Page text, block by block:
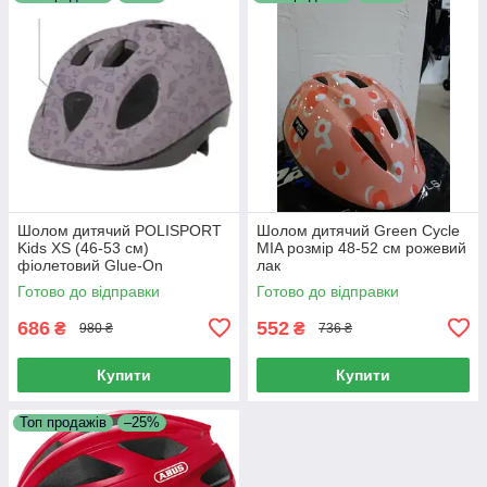
Шолом дитячий POLISPORT
Kids XS (46-53 см)
фіолетовий Glue-On
Готово до відправки
686 ₴ 980 ₴
Купити
Шолом дитячий Green Cycle
MIA розмір 48-52 см рожевий
лак
Готово до відправки
552 ₴ 736 ₴
Купити
Топ продажів –25%